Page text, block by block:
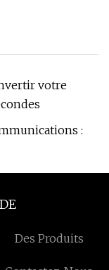
votre
:
Des Produits